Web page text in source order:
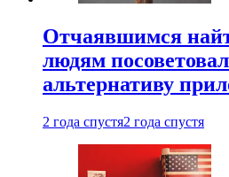
Отчаявшимся
людям
альтернативу
2 года спустя2 года спустя